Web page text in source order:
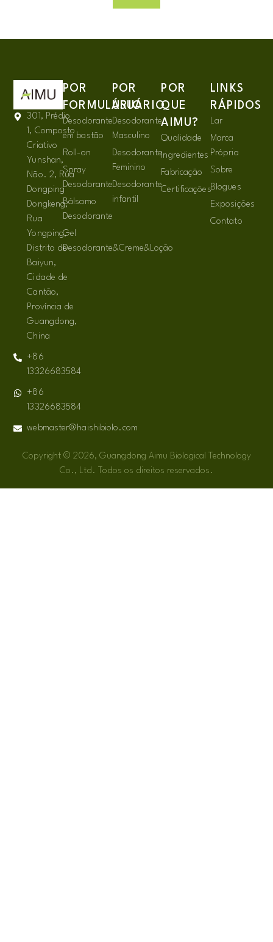
301, Prédio
1, Composto
Criativo
Yunshan,
Não. 2, Rua
Dongping
Dongkeng,
Rua
Yongping,
Distrito de
Baiyun,
Cidade de
Cantão,
Província de
Guangdong,
China
+86
13326683584
+86
13326683584
webmaster@haishibiolo.com
POR
FORMULÁRIO
Desodorante
em bastão
Roll-on
Spray
Desodorante
Bálsamo
Desodorante
Gel
Desodorante&Creme&Loção
POR
USUÁRIO
Desodorante
Masculino
Desodorante
Feminino
Desodorante
infantil
POR
QUE
AIMU?
Qualidade
Ingredientes
Fabricação
Certificações
LINKS
RÁPIDOS
Lar
Marca
Própria
Sobre
Blogues
Exposições
Contato
Copyright © 2026, Guangdong Aimu Biological Technology
Co., Ltd. Todos os direitos reservados.